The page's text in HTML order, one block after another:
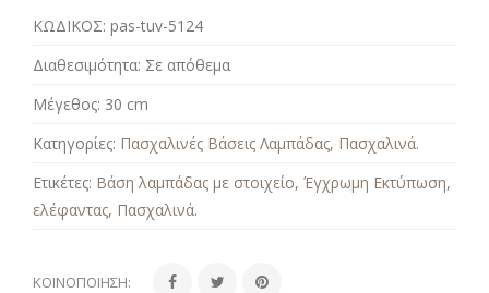
ΚΩΔΙΚΟΣ: pas-tuv-5124
Διαθεσιμότητα: Σε απόθεμα
Μέγεθος: 30 cm
Κατηγορίες: Πασχαλινές Βάσεις Λαμπάδας, Πασχαλινά.
Ετικέτες: Βάση λαμπάδας με στοιχείο, Έγχρωμη Εκτύπωση,
ελέφαντας, Πασχαλινά.
ΚΟΙΝΟΠΟΊΗΣΗ: